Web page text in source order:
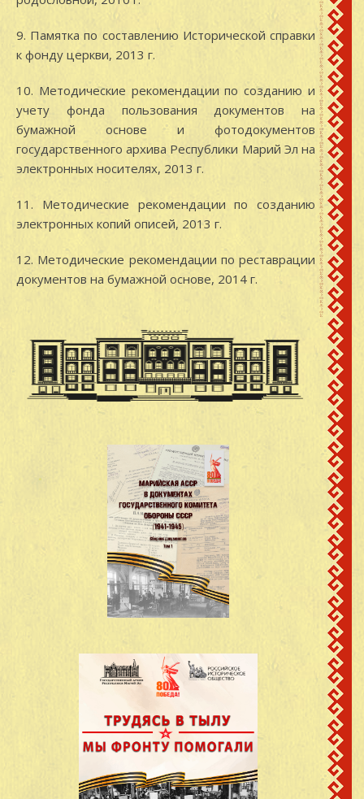
9. Памятка по составлению Исторической справки
к фонду церкви, 2013 г.
10. Методические рекомендации по созданию и
учету фонда пользования документов на
бумажной основе и фотодокументов
государственного архива Республики Марий Эл на
электронных носителях, 2013 г.
11. Методические рекомендации по созданию
электронных копий описей, 2013 г.
12. Методические рекомендации по реставрации
документов на бумажной основе, 2014 г.